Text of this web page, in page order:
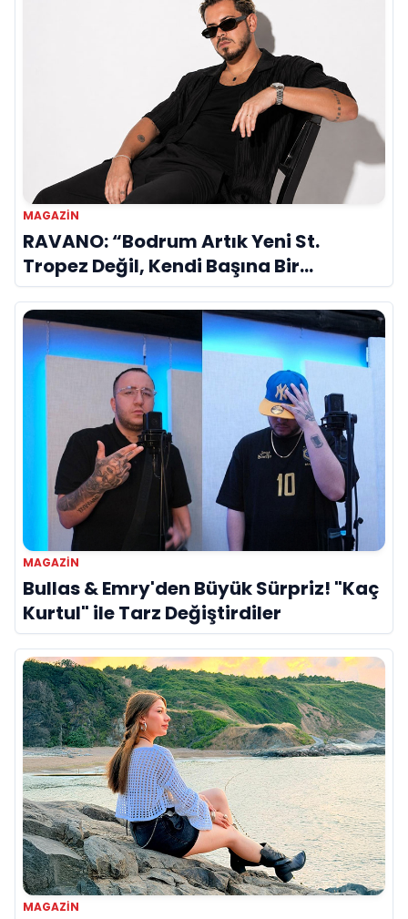
MAGAZIN
RAVANO: “Bodrum Artık Yeni St.
Tropez Değil, Kendi Başına Bir
Referans”
MAGAZIN
Bullas & Emry'den Büyük Sürpriz! "Kaç
Kurtul" ile Tarz Değiştirdiler
MAGAZIN